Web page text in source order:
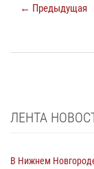
← Предыдущая
ЛЕНТА
В Нижнем